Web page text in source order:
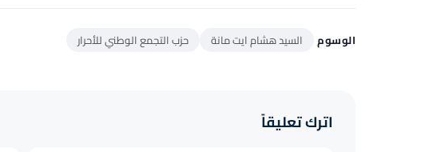
الوسوم السيد هشام ايت مانة حزب التجمع الوطني للأحرار
اترك تعليقاً